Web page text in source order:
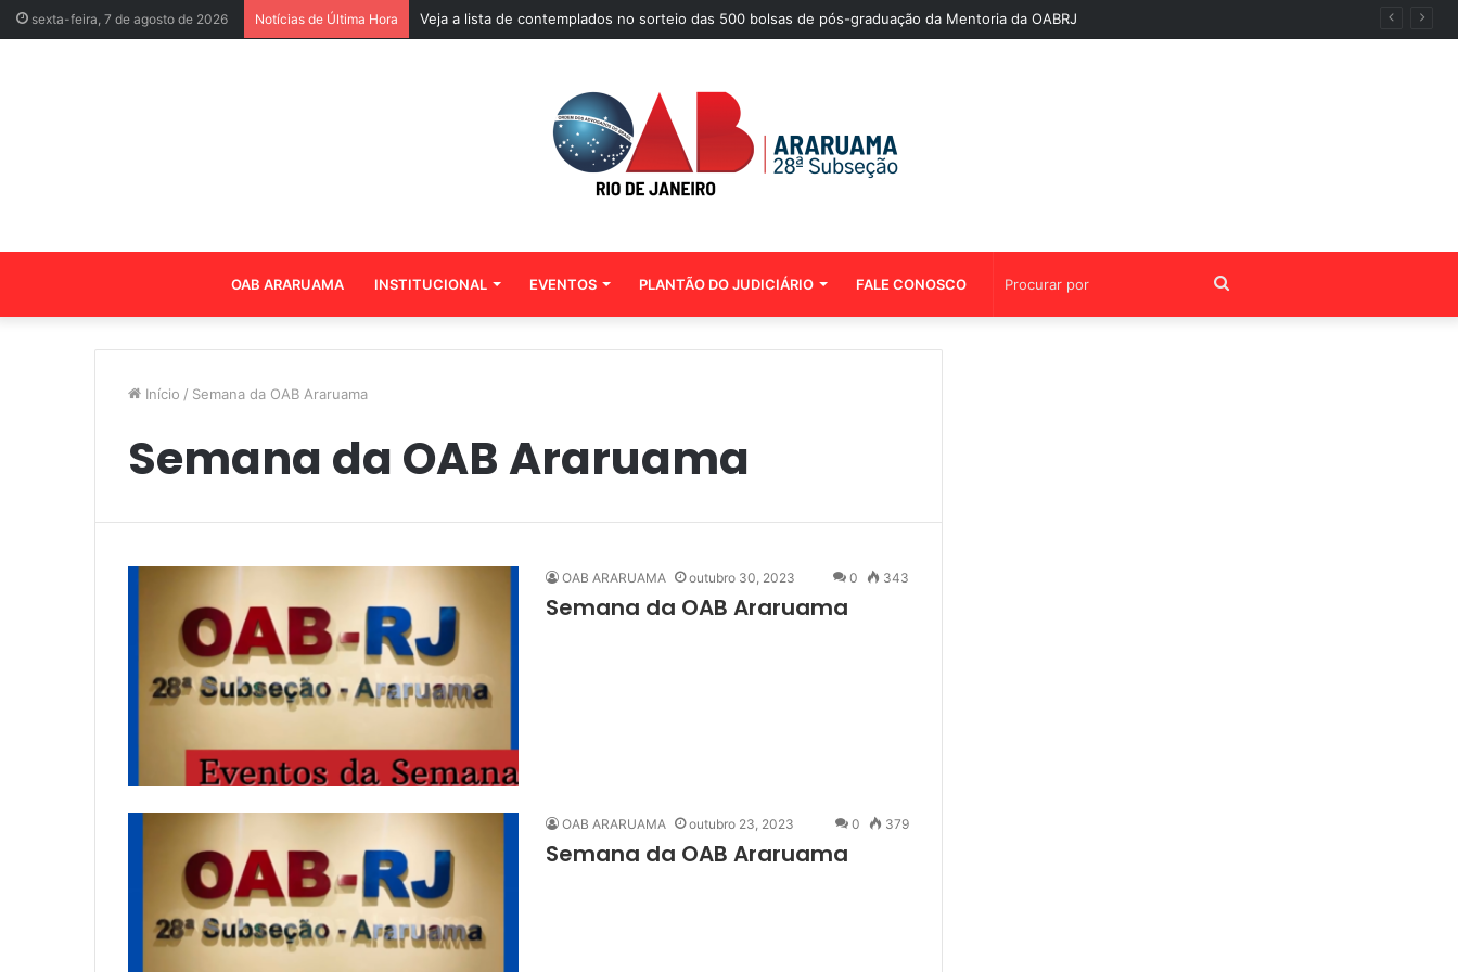
sexta-feira, 7 de agosto de 2026 Notícias de Última Hora Veja a lista de contemplados no sorteio das 500 bolsas de pós-graduação da Mentoria da OABRJ
OAB ARARUAMA INSTITUCIONAL EVENTOS PLANTÃO DO JUDICIÁRIO FALE CONOSCO Procurar
Início / Semana da OAB Araruama
Semana da OAB Araruama
OAB ARARUAMA outubro 30, 2023 0 343
Semana da OAB Araruama
OAB ARARUAMA outubro 23, 2023 0 379
Semana da OAB Araruama